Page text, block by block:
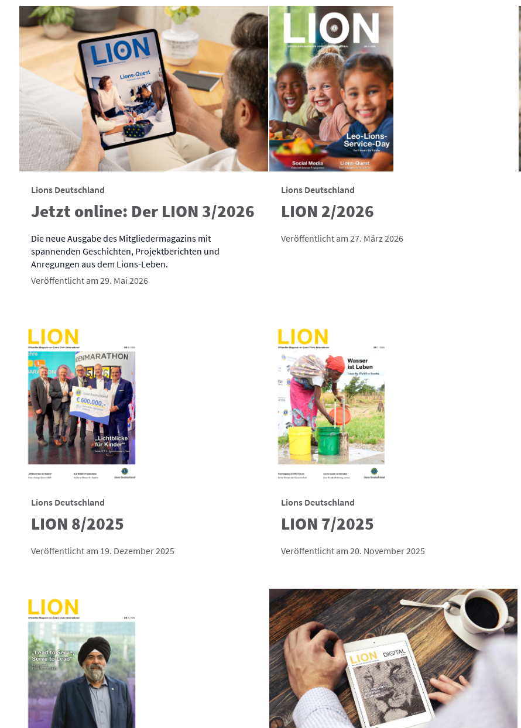
Lions Deutschland
Jetzt online: Der LION 3/2026
Die neue Ausgabe des Mitgliedermagazins mit
spannenden Geschichten, Projektberichten und
Anregungen aus dem Lions-Leben.
Veröffentlicht am 29. Mai 2026
Lions Deutschland
LION 2/2026
Veröffentlicht am 27. März 2026
Lions Deutschland
LION 8/2025
Veröffentlicht am 19. Dezember 2025
Lions Deutschland
LION 7/2025
Veröffentlicht am 20. November 2025